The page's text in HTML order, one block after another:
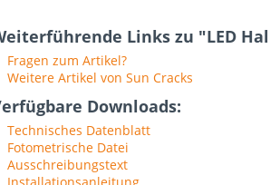
Links zu "LED
Fragen zum Artikel?
Weitere Artikel von Sun Cracks
Downloads:
Technisches Datenblatt
Fotometrische Datei
Ausschreibungstext